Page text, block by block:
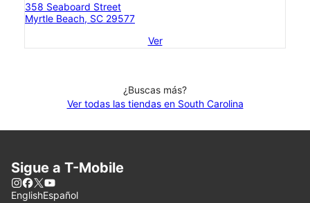
358 Seaboard Street
Myrtle Beach, SC 29577
Ver
¿Buscas más?
Ver todas las tiendas en South Carolina